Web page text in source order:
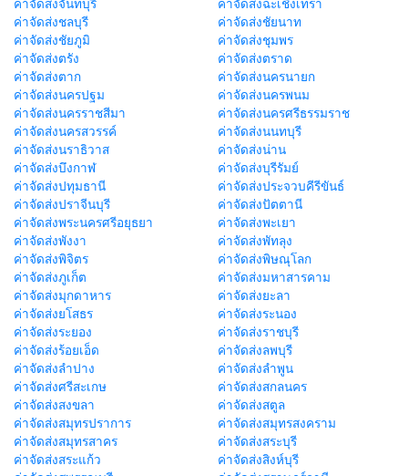
ค่าจัดส่งจันทบุรี
ค่าจัดส่งฉะเชิงเทรา
ค่าจัดส่งชลบุรี
ค่าจัดส่งชัยนาท
ค่าจัดส่งชัยภูมิ
ค่าจัดส่งชุมพร
ค่าจัดส่งตรัง
ค่าจัดส่งตราด
ค่าจัดส่งตาก
ค่าจัดส่งนครนายก
ค่าจัดส่งนครปฐม
ค่าจัดส่งนครพนม
ค่าจัดส่งนครราชสีมา
ค่าจัดส่งนครศรีธรรมราช
ค่าจัดส่งนครสวรรค์
ค่าจัดส่งนนทบุรี
ค่าจัดส่งนราธิวาส
ค่าจัดส่งน่าน
ค่าจัดส่งบึงกาฬ
ค่าจัดส่งบุรีรัมย์
ค่าจัดส่งปทุมธานี
ค่าจัดส่งประจวบคีรีขันธ์
ค่าจัดส่งปราจีนบุรี
ค่าจัดส่งปัตตานี
ค่าจัดส่งพระนครศรีอยุธยา
ค่าจัดส่งพะเยา
ค่าจัดส่งพังงา
ค่าจัดส่งพัทลุง
ค่าจัดส่งพิจิตร
ค่าจัดส่งพิษณุโลก
ค่าจัดส่งภูเก็ต
ค่าจัดส่งมหาสารคาม
ค่าจัดส่งมุกดาหาร
ค่าจัดส่งยะลา
ค่าจัดส่งยโสธร
ค่าจัดส่งระนอง
ค่าจัดส่งระยอง
ค่าจัดส่งราชบุรี
ค่าจัดส่งร้อยเอ็ด
ค่าจัดส่งลพบุรี
ค่าจัดส่งลำปาง
ค่าจัดส่งลำพูน
ค่าจัดส่งศรีสะเกษ
ค่าจัดส่งสกลนคร
ค่าจัดส่งสงขลา
ค่าจัดส่งสตูล
ค่าจัดส่งสมุทรปราการ
ค่าจัดส่งสมุทรสงคราม
ค่าจัดส่งสมุทรสาคร
ค่าจัดส่งสระบุรี
ค่าจัดส่งสระแก้ว
ค่าจัดส่งสิงห์บุรี